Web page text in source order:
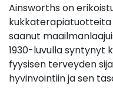
Ainsworths on
kukkaterapiatuotteita
saanut
1930-luvulla syntynyt
fyysisen terveyden
hyvinvointiin ja sen